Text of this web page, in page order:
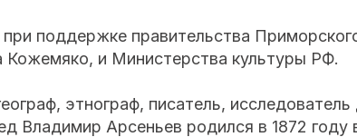
поддержке правительства
Кожемяко, и Министерства культуры РФ.
этнограф, писатель,
Владимир Арсеньев родился в 1872 году